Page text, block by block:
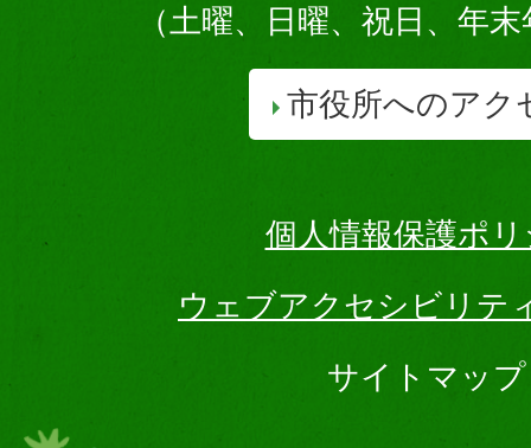
（土曜、日曜、祝日、年
市役所へのアク
個人情報保護ポ
ウェブアクセシビリテ
サイトマップ